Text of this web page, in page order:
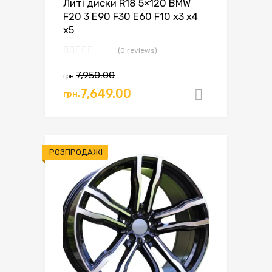
Литі диски R18 5×120 BMW
F20 3 E90 F30 E60 F10 x3 x4
x5
(0 reviews)
грн.7,950.00Оригінальна
ціна:
грн.7,649.00
Поточна
ціна:
РОЗПРОДАЖ!